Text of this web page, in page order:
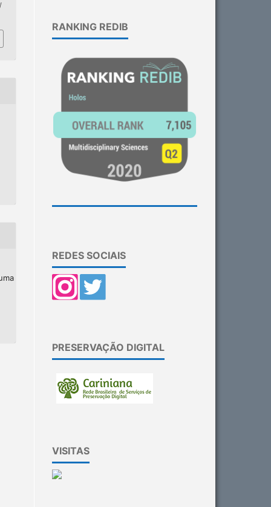
RANKING REDIB
REDES SOCIAIS
PRESERVAÇÃO DIGITAL
VISITAS